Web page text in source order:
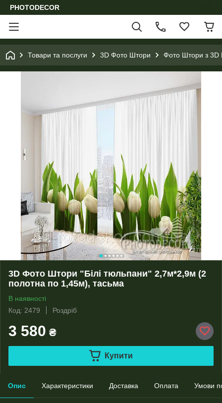
PHOTODECOR
Товари та послуги 3D Фото Штори Фото Штори з 3D
3D Фото Штори "Білі тюльпани" 2,7м*2,9м (2
полотна по 1,45м), тасьма
В наявності
Код: 2479
Роздріб
3 580 ₴
Купити
Опис Характеристики Доставка Оплата Умови